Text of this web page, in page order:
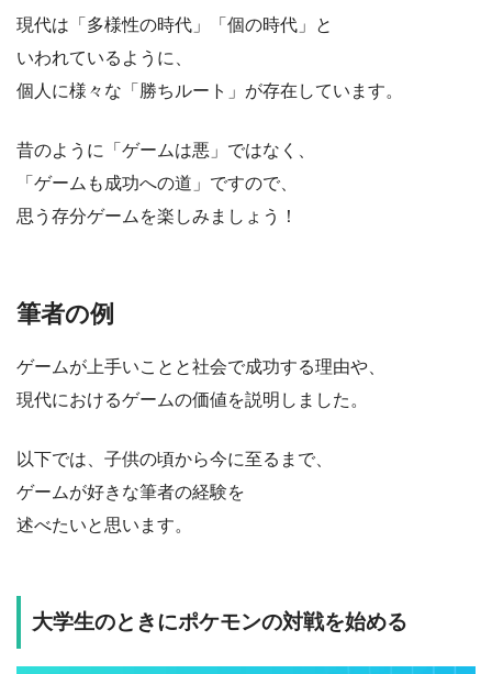
現代は「多様性の時代」「個の時代」と
いわれているように、
個人に様々な「勝ちルート」が存在しています。
昔のように「ゲームは悪」ではなく、
「ゲームも成功への道」ですので、
思う存分ゲームを楽しみましょう！
筆者の例
ゲームが上手いことと社会で成功する理由や、
現代におけるゲームの価値を説明しました。
以下では、子供の頃から今に至るまで、
ゲームが好きな筆者の経験を
述べたいと思います。
大学生のときにポケモンの対戦を始める